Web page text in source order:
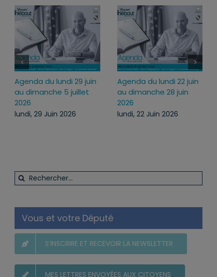
Agenda du lundi 22 juin
au dimanche 28 juin
2026
lundi, 22 Juin 2026
Agenda du lundi 13
juillet au dimanche 19
juillet 2026
lundi, 13 Juil 2026
Rechercher:
Vous et votre Député
S’INSCRIRE ET RECEVOIR LA NEWSLETTER
MES LETTRES ENVOYÉES AUX CITOYENS